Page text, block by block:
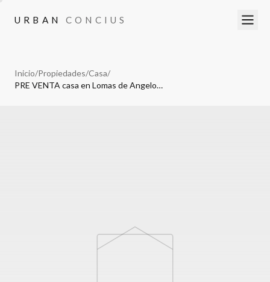
URBAN CONCIUS
URBAN CONCIUS
Inicio/Propiedades/Casa/
PRE VENTA casa en Lomas de Angelopolis Parque Mediterraneo Puebla,